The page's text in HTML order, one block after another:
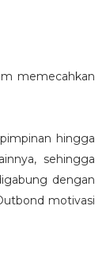
memecahkan
hingga
sehingga
dengan
motivasi